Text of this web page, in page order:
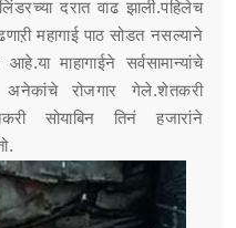
दरात वाढ झाली.पहिलेच
महागाई पाठ सोडत नसल्याने
माहागाईने सर्वसामान्यांचे
रोजगार गेले.शेतकरी
सोयाबिन तिनं हजारांने